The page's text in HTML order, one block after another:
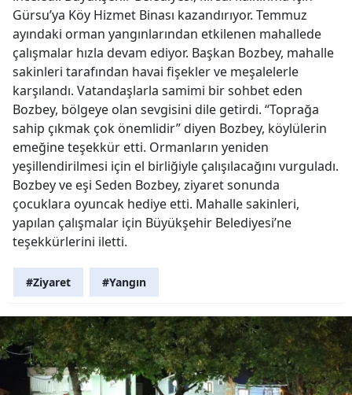
Gürsu’ya Köy Hizmet Binası kazandırıyor. Temmuz
ayındaki orman yangınlarından etkilenen mahallede
çalışmalar hızla devam ediyor. Başkan Bozbey, mahalle
sakinleri tarafından havai fişekler ve meşalelerle
karşılandı. Vatandaşlarla samimi bir sohbet eden
Bozbey, bölgeye olan sevgisini dile getirdi. “Toprağa
sahip çıkmak çok önemlidir” diyen Bozbey, köylülerin
emeğine teşekkür etti. Ormanların yeniden
yeşillendirilmesi için el birliğiyle çalışılacağını vurguladı.
Bozbey ve eşi Seden Bozbey, ziyaret sonunda
çocuklara oyuncak hediye etti. Mahalle sakinleri,
yapılan çalışmalar için Büyükşehir Belediyesi’ne
teşekkürlerini iletti.
#Ziyaret #Yangın